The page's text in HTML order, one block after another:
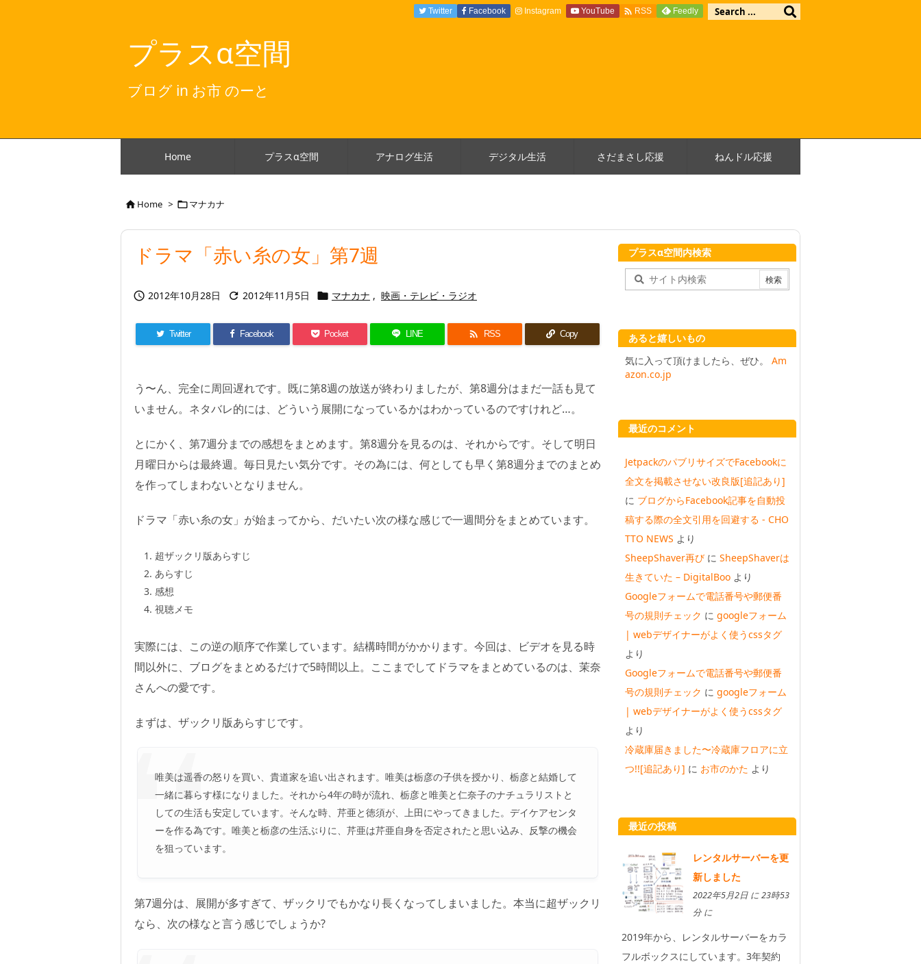
プラスα空間
ブログ in お市 のーと
Home プラスα空間 アナログ生活 デジタル生活 さだまさし応援 ねんドル応援
Twitter Facebook Instagram YouTube  RSS Feedly
Home > マナカナ
ドラマ「赤い糸の女」第7週
 2012年10月28日  2012年11月5日  マナカナ , 映画・テレビ・ラジオ
Twitter Facebook Pocket LINE  RSS Copy
う〜ん、完全に周回遅れです。既に第8週の放送が終わりましたが、第8週分はまだ一話も見て
いません。ネタバレ的には、どういう展開になっているかはわかっているのですけれど…。
とにかく、第7週分までの感想をまとめます。第8週分を見るのは、それからです。そして明日
月曜日からは最終週。毎日見たい気分です。その為には、何としても早く第8週分までのまとめ
を作ってしまわないとなりません。
ドラマ「赤い糸の女」が始まってから、だいたい次の様な感じで一週間分をまとめています。
超ザックリ版あらすじ
あらすじ
感想
視聴メモ
実際には、この逆の順序で作業しています。結構時間がかかります。今回は、ビデオを見る時
間以外に、ブログをまとめるだけで5時間以上。ここまでしてドラマをまとめているのは、茉奈
さんへの愛です。
まずは、ザックリ版あらすじです。
唯美は遥香の怒りを買い、貴道家を追い出されます。唯美は栃彦の子供を授かり、栃彦と結婚して
一緒に暮らす様になりました。それから4年の時が流れ、栃彦と唯美と仁奈子のナチュラリストと
しての生活も安定しています。そんな時、芹亜と徳須が、上田にやってきました。デイケアセンタ
ーを作る為です。唯美と栃彦の生活ぶりに、芹亜は芹亜自身を否定されたと思い込み、反撃の機会
を狙っています。
第7週分は、展開が多すぎて、ザックリでもかなり長くなってしまいました。本当に超ザックリ
なら、次の様なと言う感じでしょうか?
プラスα空間内検索
あると嬉しいもの
気に入って頂けましたら、ぜひ。 Am
azon.co.jp
最近のコメント
JetpackのパブリサイズでFacebookに
全文を掲載させない改良版[追記あり]
に ブログからFacebook記事を自動投
稿する際の全文引用を回避する - CHO
TTO NEWS より
SheepShaver再び に SheepShaverは
生きていた – DigitalBoo より
Googleフォームで電話番号や郵便番
号の規則チェック に googleフォーム
| webデザイナーがよく使うcssタグ
より
Googleフォームで電話番号や郵便番
号の規則チェック に googleフォーム
| webデザイナーがよく使うcssタグ
より
冷蔵庫届きました〜冷蔵庫フロアに立
つ!![追記あり] に お市のかた より
最近の投稿
レンタルサーバーを更
新しました
2022年5月2日 に 23時53
分 に
2019年から、レンタルサーバーをカラ
フルボックスにしています。3年契約